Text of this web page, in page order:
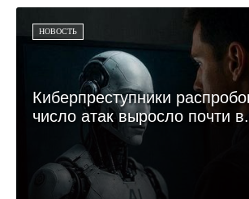
НОВОСТЬ
Киберпреступники
число атак выросло почти